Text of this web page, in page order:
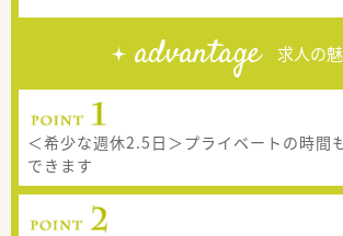
advantage 求人の
＜希少な週休2.5日＞プライベートの時間
できます